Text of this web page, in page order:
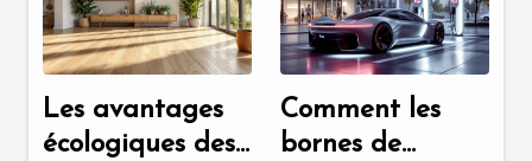
Les avantages
écologiques des
Comment les
bornes de